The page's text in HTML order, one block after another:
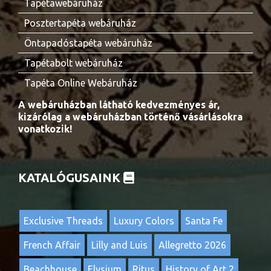
Tapétawebáruház
Posztertapéta webáruház
Öntapadóstapéta webáruház
Tapétabolt webáruház
Tapéta Online Webáruház
A webáruházban látható kedvezményes ár,
kizárólag a webáruházban történő vásárlásokra
vonatkozik!
KATALÓGUSAINK
Exclusive Threads Luxury Colors Santa Fe
French Affair Lilly and Luis Allegretto 2026